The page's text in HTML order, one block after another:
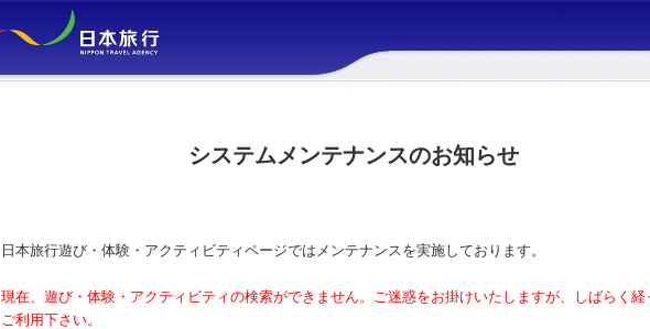
システムメンテナンスのお知らせ
日本旅行遊び・体験・アクティビティページではメンテナンスを実施しております。
現在、遊び・体験・アクティビティの検索ができません。ご迷惑をお掛けいたしますが、しばらく経
ご利用下さい。